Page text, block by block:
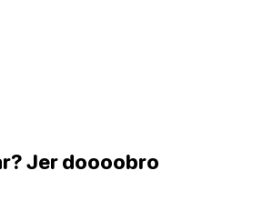
Jer doooobro